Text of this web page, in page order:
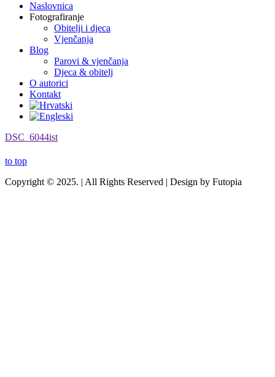
Naslovnica
Fotografiranje
Obitelji i djeca
Vjenčanja
Blog
Parovi & vjenčanja
Djeca & obitelj
O autorici
Kontakt
DSC_6044ist
to top
Copyright © 2025. | All Rights Reserved | Design by Futopia